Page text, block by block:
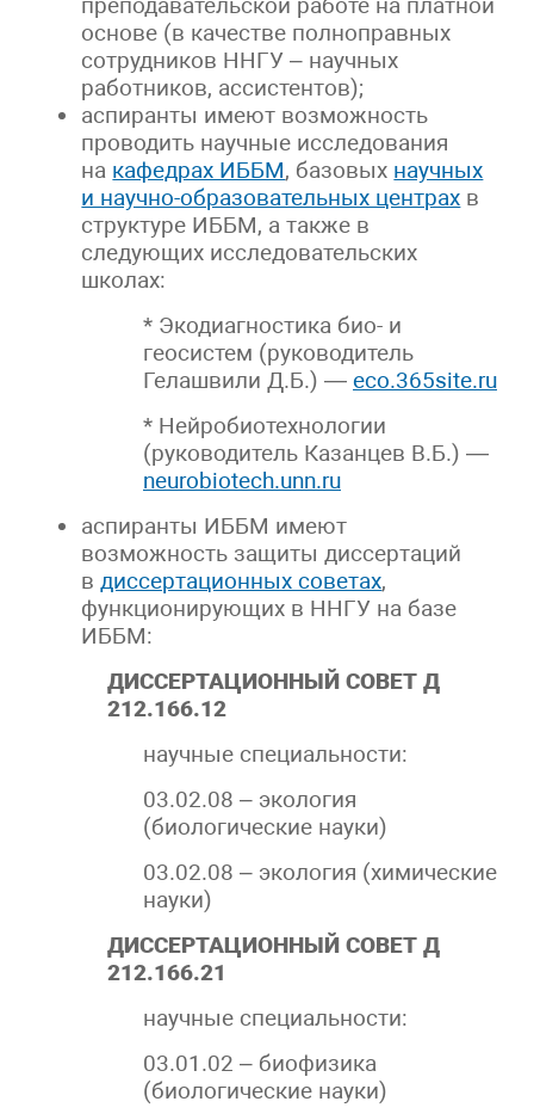
основе (в качестве полноправных
сотрудников ННГУ – научных
работников, ассистентов);
аспиранты имеют возможность
проводить научные исследования
на кафедрах ИББМ, базовых научных
и научно-образовательных центрах в
структуре ИББМ, а также в
следующих исследовательских
школах:
* Экодиагностика био- и
геосистем (руководитель
Гелашвили Д.Б.) — eco.365site.ru
* Нейробиотехнологии
(руководитель Казанцев В.Б.) —
neurobiotech.unn.ru
аспиранты ИББМ имеют
возможность защиты диссертаций
вдиссертационных советах,
функционирующих в ННГУ на базе
ИББМ:
ДИССЕРТАЦИОННЫЙ СОВЕТ Д
212.166.12
научные специальности:
03.02.08 – экология
(биологические науки)
03.02.08 – экология (химические
науки)
ДИССЕРТАЦИОННЫЙ СОВЕТ Д
212.166.21
научные специальности:
03.01.02 – биофизика
(биологические науки)